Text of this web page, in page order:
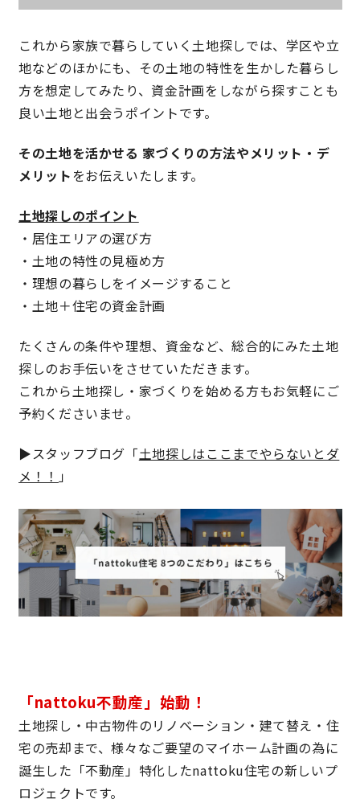
理想の暮らしを引き出すデザイン力
家具まで標準仕様の空間コーディネート
身体に優しい自然素材の家
徹底したコストダウンの追求
頑丈で長持ちの外壁
2030年の省エネ基準住宅
100年点検住宅
快適な室内環境へのこだわり
生涯続く安心のアフターフォロー
ラインナップ
最響の家
Groovin’
nattoku住宅25周年記念モデル
キママプラス
納得リフォームスタジオ
これから家族で暮らしていく土地探しでは、学区や立
地などのほかにも、その土地の特性を生かした暮らし
方を想定してみたり、資金計画をしながら探すことも
良い土地と出会うポイントです。
その土地を活かせる 家づくりの方法やメリット・デ
メリットをお伝えいたします。
土地探しのポイント
・居住エリアの選び方
・土地の特性の見極め方
・理想の暮らしをイメージすること
・土地＋住宅の資金計画
たくさんの条件や理想、資金など、総合的にみた土地
探しのお手伝いをさせていただきます。
これから土地探し・家づくりを始める方もお気軽にご
予約くださいませ。
▶スタッフブログ「土地探しはここまでやらないとダ
メ！！ 」
「nattoku不動産」始動！
土地探し・中古物件のリノベーション・建て替え・住
宅の売却まで、様々なご要望のマイホーム計画の為に
誕生した「不動産」特化したnattoku住宅の新しいプ
ロジェクトです。